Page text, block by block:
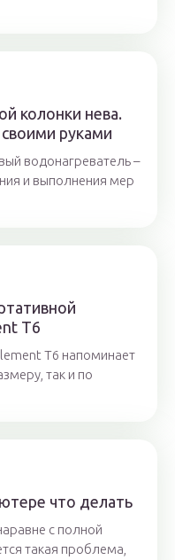
колонки нева.
руками
водонагреватель –
и выполнения мер
T6
T6 напоминает
так и по
что делать
с полной
такая проблема,